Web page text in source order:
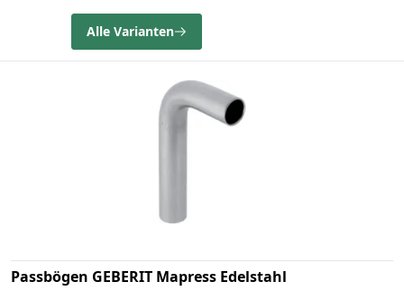
Alle Varianten
Passbögen GEBERIT Mapress Edelstahl